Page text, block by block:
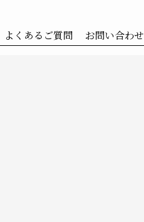
よくあるご質問 お問い合わせ